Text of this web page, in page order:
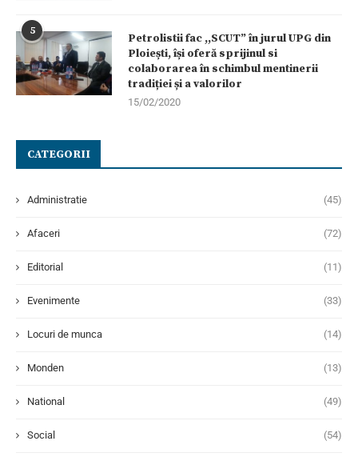
5
Petrolistii fac ,,SCUT” în jurul UPG din
Ploiești, își oferă sprijinul si
colaborarea în schimbul mentinerii
tradiției și a valorilor
15/02/2020
CATEGORII
Administratie (45)
Afaceri (72)
Editorial (11)
Evenimente (33)
Locuri de munca (14)
Monden (13)
National (49)
Social (54)